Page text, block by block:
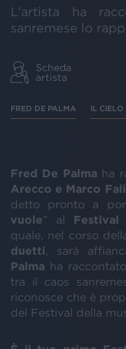
L'artista ha
sanremese lo
Scheda
artista
FRED DE PALMA IL CIELO
Fred De Palma ha
Arecco e Marco
detto pronto a
vuole” al Festival
quale, nel corso
duetti , sarà
Palma ha
tra il caos
riconosce che è
del Festival della